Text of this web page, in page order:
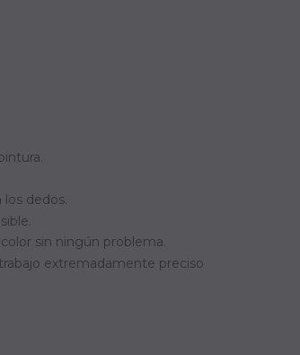
dedos.
sin ningún problema.
extremadamente preciso